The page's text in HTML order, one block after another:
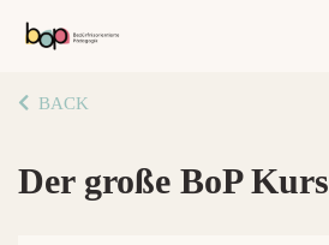
BACK
Der große BoP Kurs